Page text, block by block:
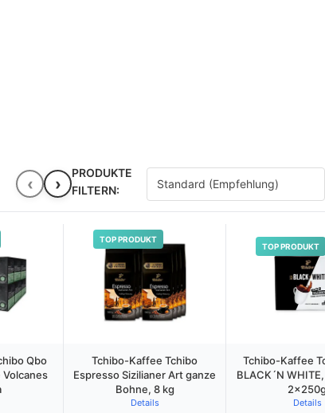
‹ ›
PRODUKTE
FILTERN:
TOP PRODUKT
TOP PRODUKT
Qbo
Tchibo-Kaffee Tchibo
Espresso Sizilianer Art ganze
Bohne, 8 kg
Details
Tchibo-Kaffee
BLACK´N
Details